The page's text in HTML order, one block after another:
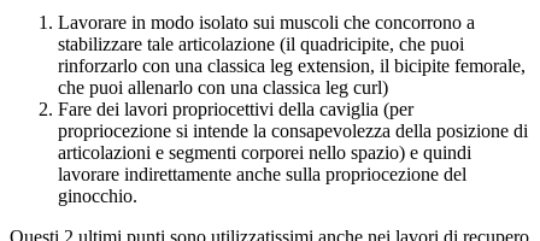
Lavorare in modo isolato sui muscoli che concorrono a
stabilizzare tale articolazione (il quadricipite, che puoi
rinforzarlo con una classica leg extension, il bicipite femorale,
che puoi allenarlo con una classica leg curl)
Fare dei lavori propriocettivi della caviglia (per
propriocezione si intende la consapevolezza della posizione di
articolazioni e segmenti corporei nello spazio) e quindi
lavorare indirettamente anche sulla propriocezione del
ginocchio.
Questi 2 ultimi punti sono utilizzatissimi anche nei lavori di recupero